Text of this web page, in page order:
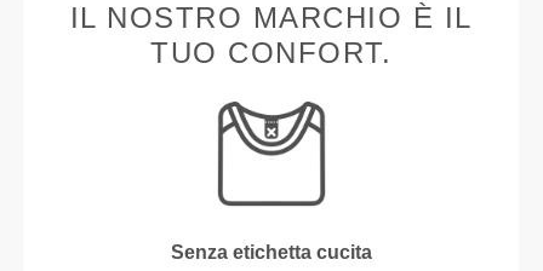
IL NOSTRO MARCHIO È IL
TUO CONFORT.
Senza etichetta cucita